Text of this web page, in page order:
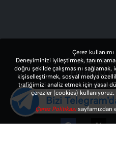
İsmet
Ertuğrul
Çerez kullanımı
Deneyiminizi iyileştirmek,
doğru şekilde çalışmasını sağlamak,
kişiselleştirmek, sosyal medya
trafiğimizi analiz etmek için yasal
çerezler (cookies) kullanıyoruz.
Çerez Politikasısayfamızdan
Bizi